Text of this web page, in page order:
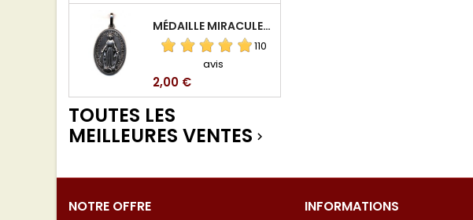
MÉDAILLE MIRACULEUSE DE VIERGE DE LA RUE DU BAC
110
avis
Prix
2,00 €
TOUTES LES
MEILLEURES VENTES 
NOTRE OFFRE INFORMATIONS